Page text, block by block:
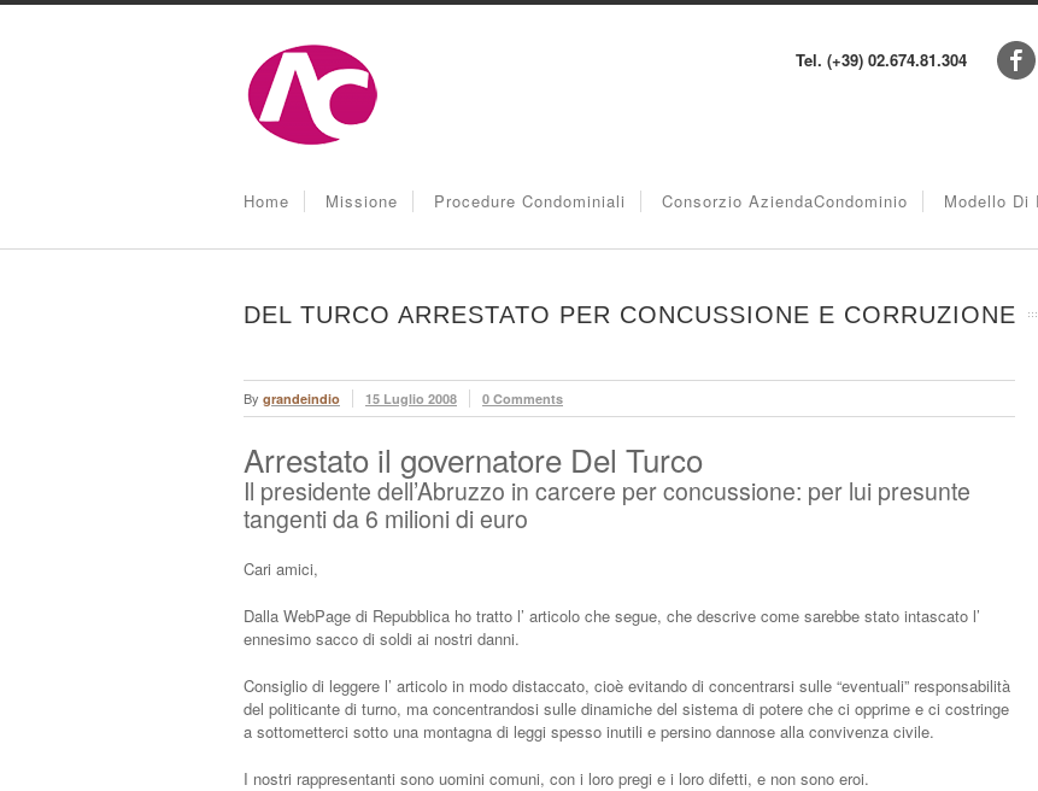
Tel. (+39) 02.674.81.304
Home Missione Procedure Condominiali Consorzio AziendaCondominio Modello Di
DEL TURCO ARRESTATO PER CONCUSSIONE E CORRUZIONE
By grandeindio 15 Luglio 2008 0 Comments
Arrestato il governatore Del Turco
Il presidente dell’Abruzzo in carcere per concussione: per lui presunte
tangenti da 6 milioni di euro
Cari amici,
Dalla WebPage di Repubblica ho tratto l’ articolo che segue, che descrive come sarebbe stato intascato l’
ennesimo sacco di soldi ai nostri danni.
Consiglio di leggere l’ articolo in modo distaccato, cioè evitando di concentrarsi sulle “eventuali” responsabilità
del politicante di turno, ma concentrandosi sulle dinamiche del sistema di potere che ci opprime e ci costringe
a sottometterci sotto una montagna di leggi spesso inutili e persino dannose alla convivenza civile.
I nostri rappresentanti sono uomini comuni, con i loro pregi e i loro difetti, e non sono eroi.